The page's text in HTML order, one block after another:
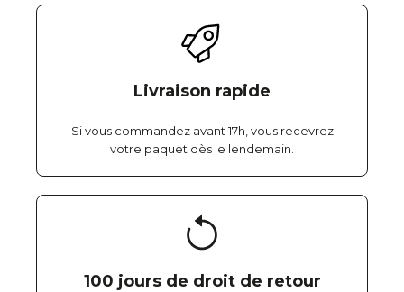
Livraison rapide
Si vous commandez avant 17h, vous recevrez
votre paquet dès le lendemain.
100 jours de droit de retour